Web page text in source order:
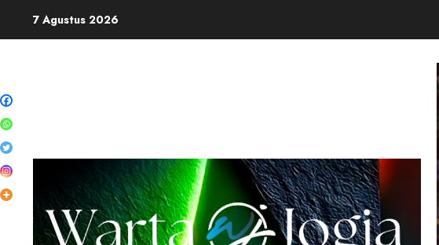
7 Agustus 2026